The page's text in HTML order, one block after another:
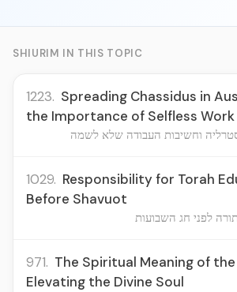
SHIURIM IN THIS TOPIC
1223. Spreading Chassidus in
the Importance of Selfless Work
וחשיבות העבודה שלא לשמה
1029. Responsibility for Torah
Before Shavuot
לפני חג השבועות
971. The Spiritual Meaning of
Elevating the Divine Soul